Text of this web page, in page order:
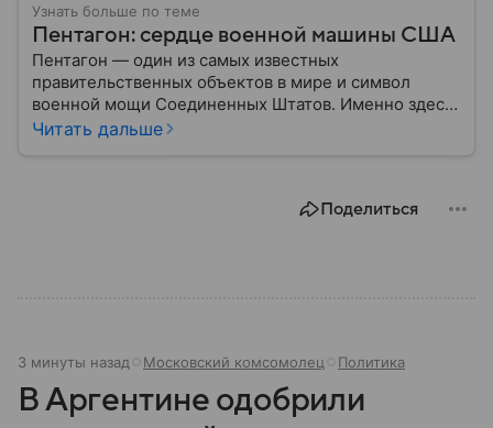
Узнать больше по теме
Пентагон: сердце военной машины США
Пентагон — один из самых известных
правительственных объектов в мире и символ
военной мощи Соединенных Штатов. Именно здесь
располагается штаб-квартира Министерства
Читать дальше
Поделиться
3 минуты назад Московский комсомолец Политика
В Аргентине одобрили